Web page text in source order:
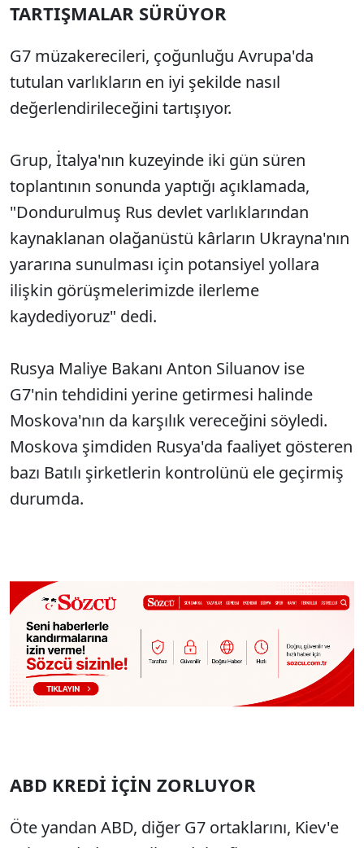
TARTIŞMALAR SÜRÜYOR
G7 müzakerecileri, çoğunluğu Avrupa'da
tutulan varlıkların en iyi şekilde nasıl
değerlendirileceğini tartışıyor.
Grup, İtalya'nın kuzeyinde iki gün süren
toplantının sonunda yaptığı açıklamada,
"Dondurulmuş Rus devlet varlıklarından
kaynaklanan olağanüstü kârların Ukrayna'nın
yararına sunulması için potansiyel yollara
ilişkin görüşmelerimizde ilerleme
kaydediyoruz" dedi.
Rusya Maliye Bakanı Anton Siluanov ise
G7'nin tehdidini yerine getirmesi halinde
Moskova'nın da karşılık vereceğini söyledi.
Moskova şimdiden Rusya'da faaliyet gösteren
bazı Batılı şirketlerin kontrolünü ele geçirmiş
durumda.
ABD KREDİ İÇİN ZORLUYOR
Öte yandan ABD, diğer G7 ortaklarını, Kiev'e